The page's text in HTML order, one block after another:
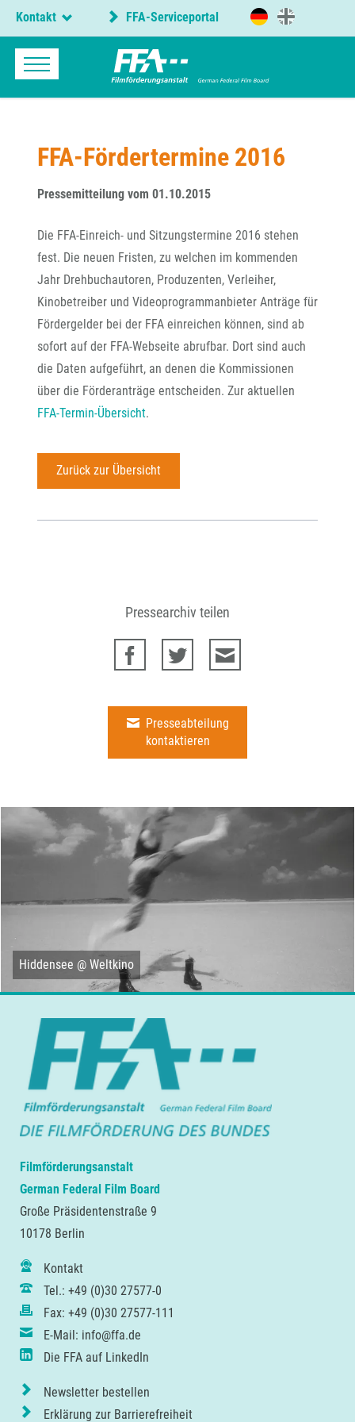
Kontakt FFA-Serviceportal
FFA-Fördertermine 2016
Pressemitteilung vom 01.10.2015
Die FFA-Einreich- und Sitzungstermine 2016 stehen
fest. Die neuen Fristen, zu welchen im kommenden
Jahr Drehbuchautoren, Produzenten, Verleiher,
Kinobetreiber und Videoprogrammanbieter Anträge für
Fördergelder bei der FFA einreichen können, sind ab
sofort auf der FFA-Webseite abrufbar. Dort sind auch
die Daten aufgeführt, an denen die Kommissionen
über die Förderanträge entscheiden. Zur aktuellen
FFA-Termin-Übersicht.
Zurück zur Übersicht
Pressearchiv teilen
Presseabteilung
kontaktieren
Hiddensee @ Weltkino
Filmförderungsanstalt
German Federal Film Board
Große Präsidentenstraße 9
10178 Berlin
Kontakt
Tel.: +49 (0)30 27577-0
Fax: +49 (0)30 27577-111
E-Mail: info@ffa.de
Die FFA auf LinkedIn
Newsletter bestellen
Erklärung zur Barrierefreiheit